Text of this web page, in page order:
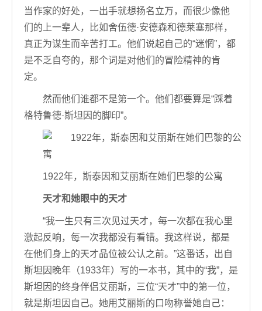
当作家的好处，一出手就想扬名立万，而很少像他
们的上一辈人，比如舍伍德·安德森和德莱塞那样，
真正为谋生而辛苦打工。他们说起自己的“迷惘”，都
是不乏自夸的，那个词是对他们的冒险精神的肯
定。
然而他们谁都不是第一个。他们都要算是“踩着
格特鲁德·斯坦因的脚印”。
1922年，斯泰因和艾丽斯在她们巴黎的公寓
天才和她眼中的天才
“我一生只有三次见过天才，每一次都在我心里
激起反响，每一次我都没有看错。我这样说，都是
在他们身上的天才品位被公认之前。”这番话，出自
斯坦因晚年（1933年）写的一本书，其中的“我”，是
斯坦因的终身伴侣艾丽斯，三位“天才”中的第一位，
就是斯坦因自己。她用艾丽斯的口吻称誉她自己：